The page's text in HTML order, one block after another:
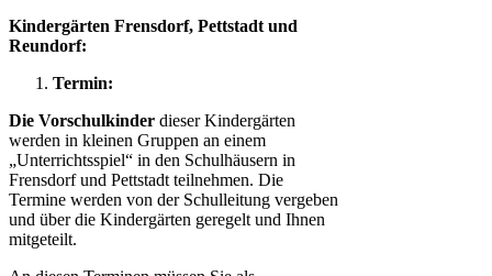
Kindergärten Frensdorf, Pettstadt und
Reundorf:
Termin:
Die Vorschulkinder dieser Kindergärten
werden in kleinen Gruppen an einem
„Unterrichtsspiel“ in den Schulhäusern in
Frensdorf und Pettstadt teilnehmen. Die
Termine werden von der Schulleitung vergeben
und über die Kindergärten geregelt und Ihnen
mitgeteilt.